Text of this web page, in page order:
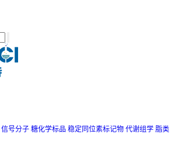
信号分子 糖化学标品 稳定同位素标记物 代谢组学 脂类